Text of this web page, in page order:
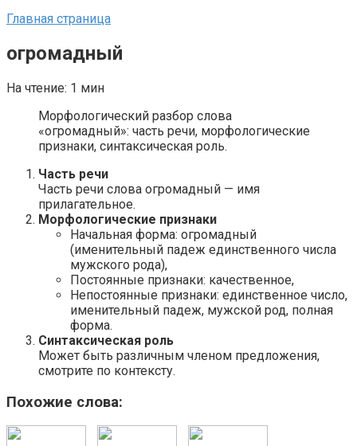
Главная страница
огромадный
На чтение: 1 мин
Морфологический разбор слова
«огромадный»: часть речи, морфологические
признаки, синтаксическая роль.
Часть речи
Часть речи слова огромадный — имя
прилагательное.
Морфологические признаки
Начальная форма: огромадный
(именительный падеж единственного числа
мужского рода),
Постоянные признаки: качественное,
Непостоянные признаки: единственное число,
именительный падеж, мужской род, полная
форма.
Синтаксическая роль
Может быть различным членом предложения,
смотрите по контексту.
Похожие слова: